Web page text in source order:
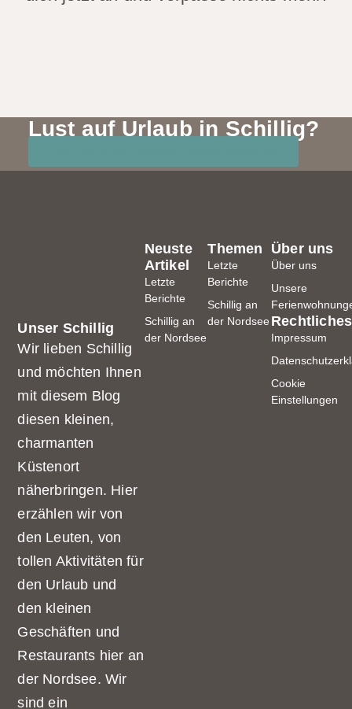
Lust auf Urlaub in Schillig?
Unser Schillig
Wir lieben Schillig
und möchten Ihnen
mit diesem Blog
diesen kleinen,
charmanten
Küstenort
näherbringen. Hier
erzählen wir von
den Leuten, von
tollen Aktivitäten für
den Urlaub und
den kleinen
Geschäften und
Restaurants hier an
der Nordsee. Wir
sind ein
Über uns
Über uns
Unsere
Rechtliches
Impressum
Cookie
Einstellungen
Themen
Letzte
Berichte
Schillig an
der Nordsee
Neuste
Artikel
Letzte
Berichte
Schillig an
der Nordsee